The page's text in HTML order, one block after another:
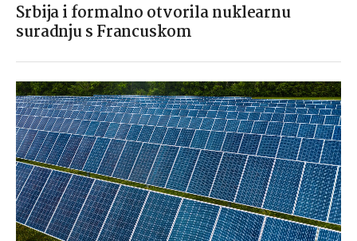
Srbija i formalno otvorila nuklearnu
suradnju s Francuskom